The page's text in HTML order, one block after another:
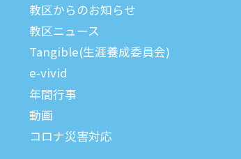
教区からのお知らせ
教区ニュース
Tangible(生涯養成委員会)
e-vivid
年間⾏事
動画
コロナ災害対応